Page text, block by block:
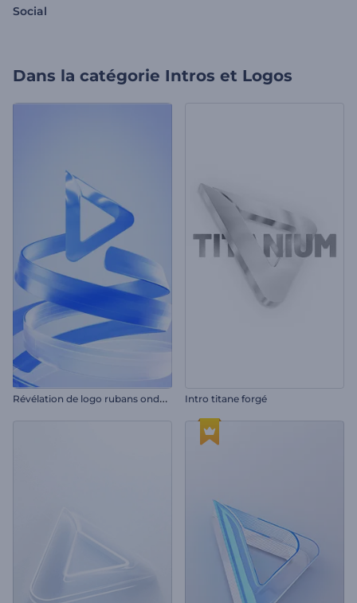
Social
Dans la catégorie Intros et Logos
R
évélation de logo rubans ondulés Intro titane forgé